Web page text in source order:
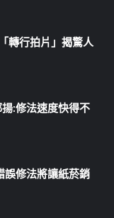
轉行拍片」揭驚人
:修法速度快得不
修法將讓紙菸銷